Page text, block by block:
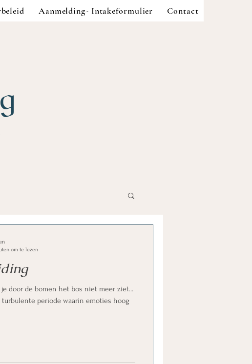
Aanmelding- Intakeformulier Contact
door de bomen het bos niet meer ziet...
periode waarin emoties hoog
om te lezen